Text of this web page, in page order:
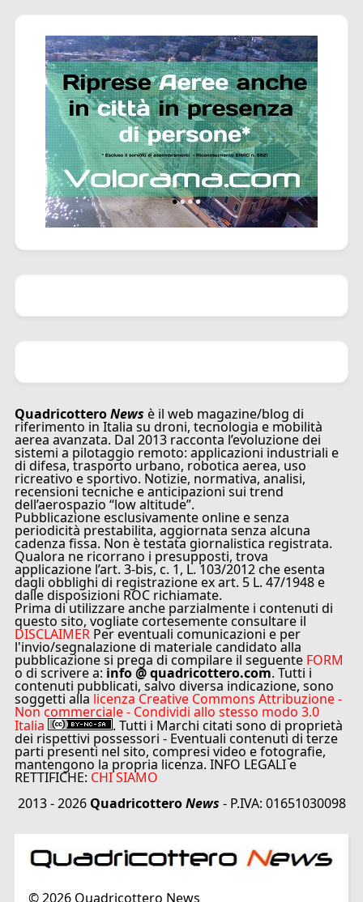
QuadricotteroNews è il web magazine/blog di
riferimento in Italia su droni, tecnologia e mobilità
aerea avanzata. Dal 2013 racconta l’evoluzione dei
sistemi a pilotaggio remoto: applicazioni industriali e
di difesa, trasporto urbano, robotica aerea, uso
ricreativo e sportivo. Notizie, normativa, analisi,
recensioni tecniche e anticipazioni sui trend
dell’aerospazio “low altitude”.
Pubblicazione esclusivamente online e senza
periodicità prestabilita, aggiornata senza alcuna
cadenza fissa. Non è testata giornalistica registrata.
Qualora ne ricorrano i presupposti, trova
applicazione l’art. 3-bis, c. 1, L. 103/2012 che esenta
dagli obblighi di registrazione ex art. 5 L. 47/1948 e
dalle disposizioni ROC richiamate.
Prima di utilizzare anche parzialmente i contenuti di
questo sito, vogliate cortesemente consultare il
DISCLAIMER Per eventuali comunicazioni e per
l'invio/segnalazione di materiale candidato alla
pubblicazione si prega di compilare il seguente FORM
o di scrivere a: info @ quadricottero.com. Tutti i
contenuti pubblicati, salvo diversa indicazione, sono
soggetti alla licenza Creative Commons Attribuzione -
Non commerciale - Condividi allo stesso modo 3.0
Italia . Tutti i Marchi citati sono di proprietà
dei rispettivi possessori - Eventuali contenuti di terze
parti presenti nel sito, compresi video e fotografie,
mantengono la propria licenza. INFO LEGALI e
RETTIFICHE: CHI SIAMO
2013 - 2026 QuadricotteroNews - P.IVA: 01651030098
© 2026Quadricottero News